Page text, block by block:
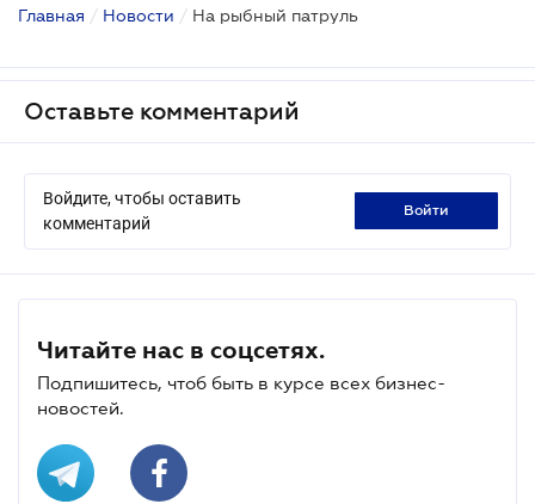
Главная / Новости / На рыбный патруль
Оставьте комментарий
Войдите, чтобы оставить
комментарий
войти
Читайте нас в соцсетях.
Подпишитесь, чтоб быть в курсе всех бизнес-
новостей.